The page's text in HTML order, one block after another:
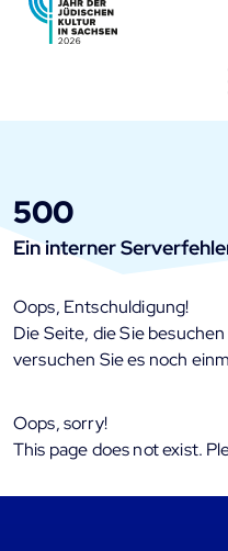
500
Ein interner
Oops, Entschuldigung!
Die Seite, die Sie
versuchen Sie es noch
Oops, sorry!
This page does not exist.